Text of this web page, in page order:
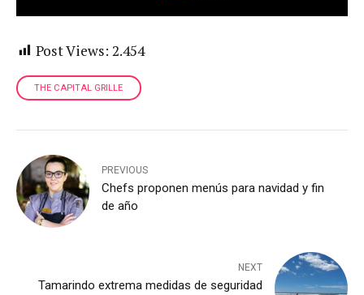
Post Views: 2.454
THE CAPITAL GRILLE
PREVIOUS
Chefs proponen menús para navidad y fin
de año
NEXT
Tamarindo extrema medidas de seguridad